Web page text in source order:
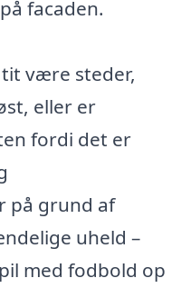
facaden.
være steder,
eller er
fordi det er
på grund af
uheld –
med fodbold op